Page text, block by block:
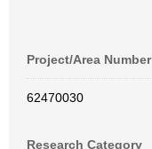
Project/Area Number
62470030
Research Category